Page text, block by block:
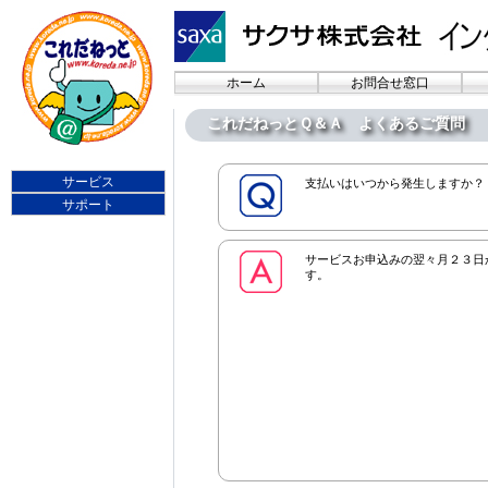
ホーム お問合せ窓口
これだねっとＱ＆Ａ よくあるご質問
支払いはいつから発生しますか？
サービスお申込みの翌々月２３
す。
サービス
サポート